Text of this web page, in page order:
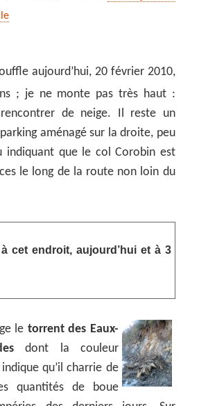
aujourd’hui, 20 février 2010,
; je ne monte pas très haut :
rencontrer de neige. Il reste un
aménagé sur la droite, peu
indiquant que le col Corobin est
le long de la route non loin du
cet endroit, aujourd’hui et à 3
le torrent des Eaux-
dont la couleur
qu’il charrie de
quantités de boue